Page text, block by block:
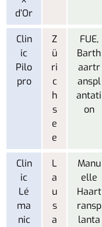
d’Or
Clin
ic
Pilo
pro
Z
ü
ri
c
h
s
e
e
FUE,
Barth
aartr
anspl
antati
on
Clin
ic
Lé
ma
nic
L
a
u
s
a
Manu
elle
Haart
ransp
lanta